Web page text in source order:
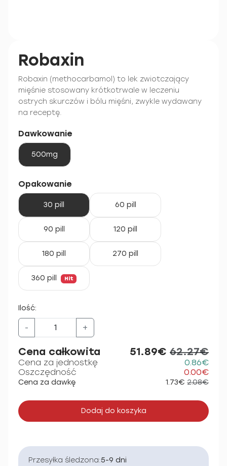
Robaxin
Robaxin (methocarbamol) to lek zwiotczający
mięśnie stosowany krótkotrwale w leczeniu
ostrych skurczów i bólu mięśni, zwykle wydawany
na receptę.
Dawkowanie
500mg
Opakowanie
30 pill 60 pill
90 pill 120 pill
180 pill 270 pill
360 pill Hit
Ilość:
- +
Cena całkowita 51.89€ 62.27€
Cena za jednostkę
0.86€
Oszczędność
0.00€
Cena za dawkę 1.73€ 2.08€
Dodaj do koszyka
Przesyłka śledzona:5-9 dni